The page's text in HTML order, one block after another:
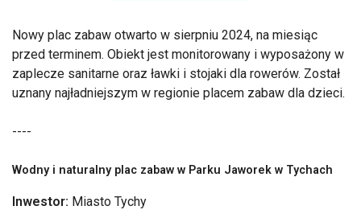
Nowy plac zabaw otwarto w sierpniu 2024, na miesiąc
przed terminem. Obiekt jest monitorowany i wyposażony w
zaplecze sanitarne oraz ławki i stojaki dla rowerów. Został
uznany najładniejszym w regionie placem zabaw dla dzieci.
----
Wodny i naturalny plac zabaw w Parku Jaworek w Tychach
Inwestor: Miasto Tychy